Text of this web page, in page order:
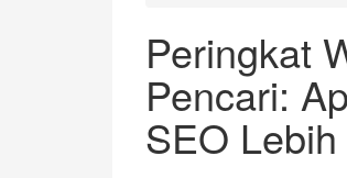
Peringkat
Pencari:
SEO